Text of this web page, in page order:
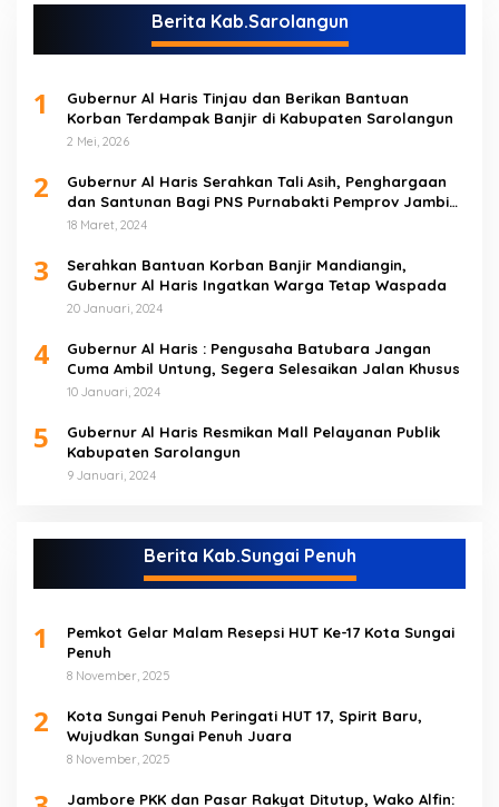
Berita Kab.Sarolangun
1
Gubernur Al Haris Tinjau dan Berikan Bantuan
Korban Terdampak Banjir di Kabupaten Sarolangun
2 Mei, 2026
2
Gubernur Al Haris Serahkan Tali Asih, Penghargaan
dan Santunan Bagi PNS Purnabakti Pemprov Jambi
Yang Berada di Sarolangun
18 Maret, 2024
3
Serahkan Bantuan Korban Banjir Mandiangin,
Gubernur Al Haris Ingatkan Warga Tetap Waspada
20 Januari, 2024
4
Gubernur Al Haris : Pengusaha Batubara Jangan
Cuma Ambil Untung, Segera Selesaikan Jalan Khusus
10 Januari, 2024
5
Gubernur Al Haris Resmikan Mall Pelayanan Publik
Kabupaten Sarolangun
9 Januari, 2024
Berita Kab.Sungai Penuh
1
Pemkot Gelar Malam Resepsi HUT Ke-17 Kota Sungai
Penuh
8 November, 2025
2
Kota Sungai Penuh Peringati HUT 17, Spirit Baru,
Wujudkan Sungai Penuh Juara
8 November, 2025
Jambore PKK dan Pasar Rakyat Ditutup, Wako Alfin: